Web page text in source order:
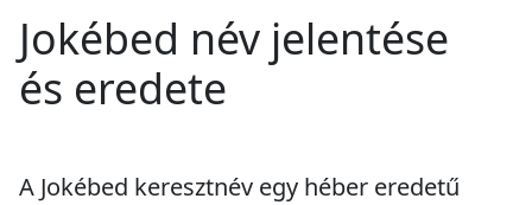
Jokébed név jelentése
és eredete
A Jokébed keresztnév egy héber eredetű